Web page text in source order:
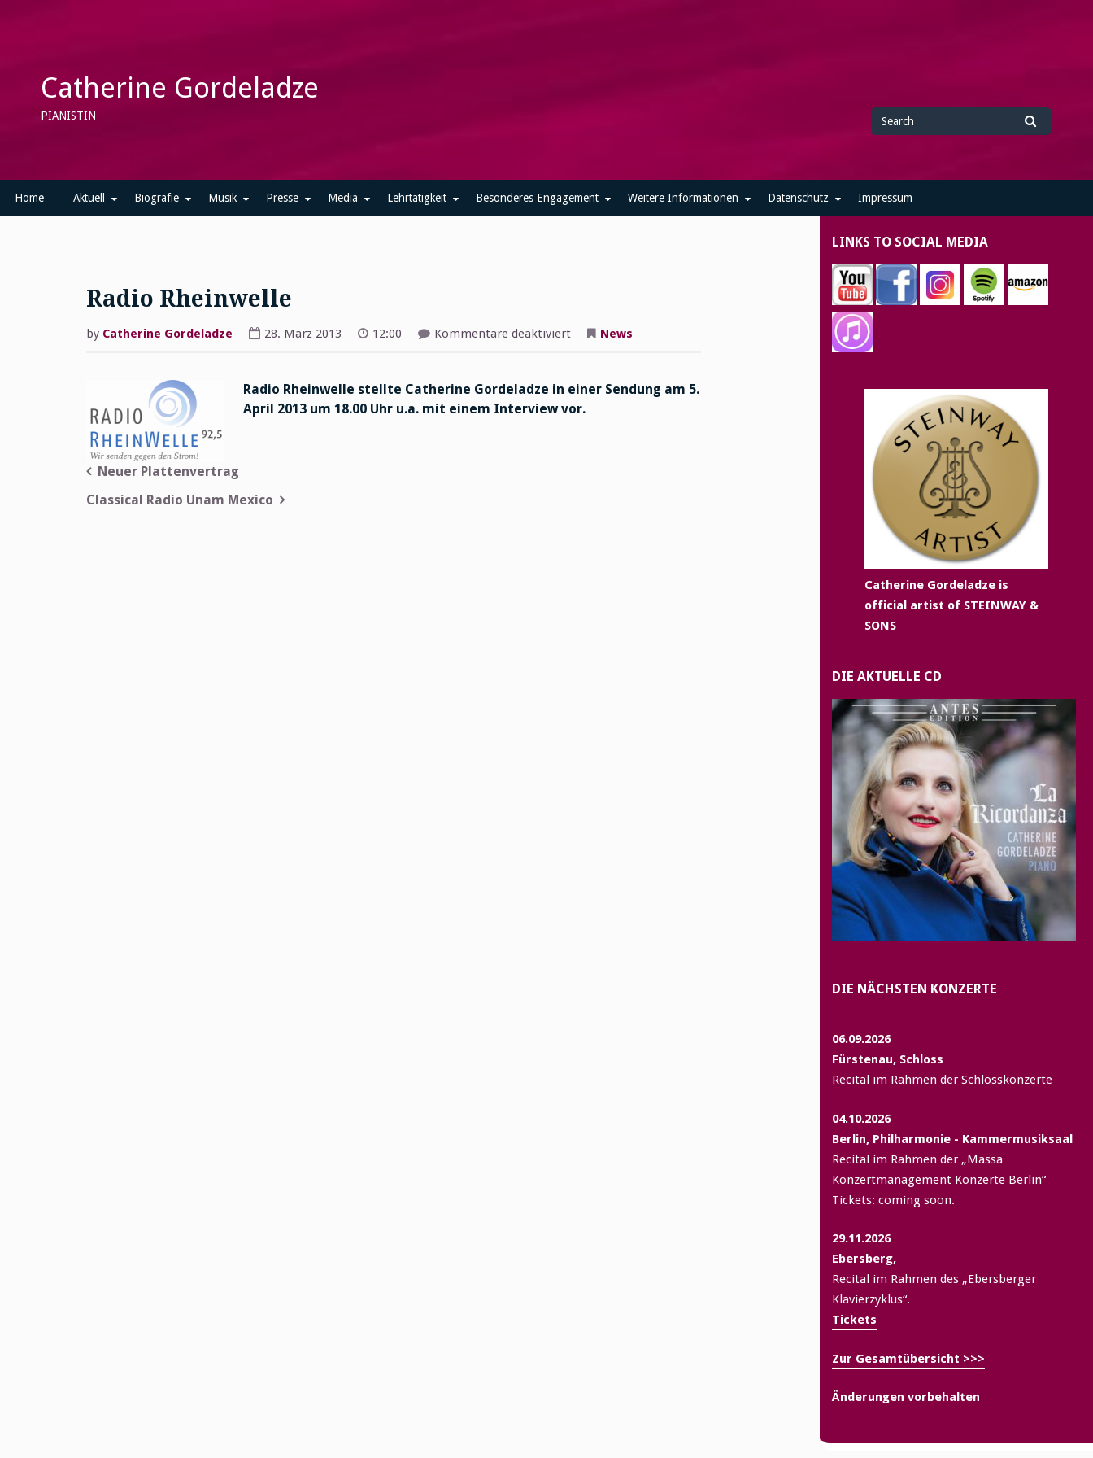
Catherine Gordeladze
PIANISTIN
Search
for
Home Aktuell Biografie Musik Presse Media Lehrtätigkeit Besonderes Engagement Weitere Informationen Datenschutz Impressum
Radio Rheinwelle
by Catherine Gordeladze 28. März 2013 12:00 Kommentare deaktiviertfür News
Radio Rheinwelle stellte Catherine Gordeladze in einer Sendung am 5.
April 2013 um 18.00 Uhr u.a. mit einem Interview vor.
Beitragsnavigation
Neuer Plattenvertrag
Classical Radio Unam Mexico
LINKS TO SOCIAL MEDIA
Catherine Gordeladze is
official artist of STEINWAY &
SONS
DIE AKTUELLE CD
DIE NÄCHSTEN KONZERTE
06.09.2026
Fürstenau, Schloss
Recital im Rahmen der Schlosskonzerte
04.10.2026
Berlin, Philharmonie - Kammermusiksaal
Recital im Rahmen der „Massa
Konzertmanagement Konzerte Berlin“
Tickets: coming soon.
29.11.2026
Ebersberg,
Recital im Rahmen des „Ebersberger
Klavierzyklus“.
Tickets
Zur Gesamtübersicht >>>
Änderungen vorbehalten